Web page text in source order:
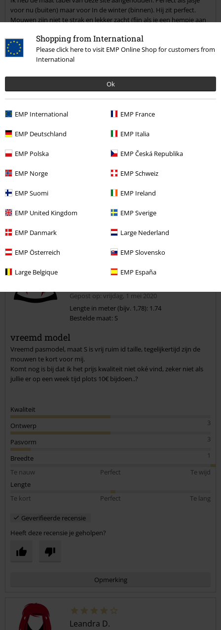
Shopping from International
Please click here to visit EMP Online Shop for customers from
International
Ok
EMP International EMP France
EMP Deutschland EMP Italia
EMP Polska EMP Česká Republika
EMP Norge EMP Schweiz
EMP Suomi EMP Ireland
EMP United Kingdom EMP Sverige
EMP Danmark Large Nederland
EMP Österreich EMP Slovensko
Large Belgique EMP España
voor nu (buiten) maar voor In de winter (binnen). Hij zit perfect.
Mouwen zijn niet te strak en lekker zacht (fijn als je een hempje aan
niet of nauwelijks onderuit)
Kwaliteit
Ontwerp
5
Pasvorm
Breedte
Lengte
Te kort
Perfect
Opmerking
Commentaar versturen
Gepost op: vrijdag, 1 mei 2020
Lengte in meter (bijv. 1,78): 1.74
Bestelde maat: S
vreemd model
Vreemd pasmodel, maat S is vrij ruim id taille, tegelijkertijd zijn de
mouwen te kort voor mij.
Komt nog is bij dat ik het prijs kwaliteit niet oké vind, zeker niet als
jullie er op een week tijd plots 10€ bijdoen..?
Kwaliteit
3
Ontwerp
3
Pasvorm
1
Breedte
Te nauw
Perfect
Te wijd
Lengte
Te kort
Perfect Te lang
Geverifieerde recensie
Heeft deze recensie je geholpen?
Opmerking
Leandra D.